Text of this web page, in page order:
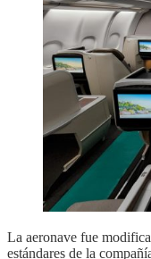
La aeronave fue
estándares de la